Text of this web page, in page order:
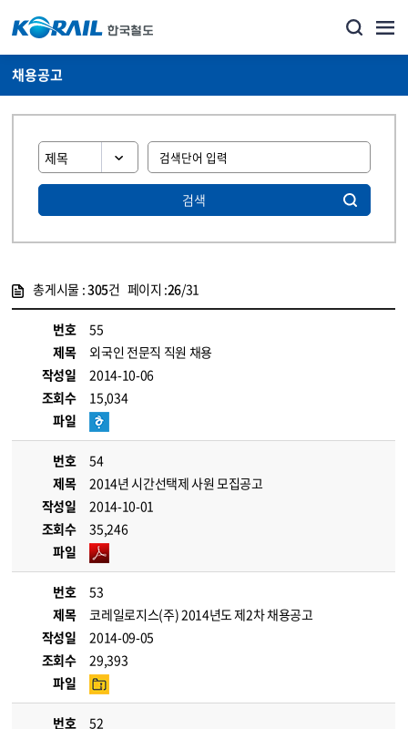
채용공고
검색
총게시물 :305건 페이지 :26/31
번호
55
제목
외국인 전문직 직원 채용
작성일
2014-10-06
조회수
15,034
파일
번호
54
제목
2014년 시간선택제 사원 모집공고
작성일
2014-10-01
조회수
35,246
파일
번호
53
제목
코레일로지스(주) 2014년도 제2차 채용공고
작성일
2014-09-05
조회수
29,393
파일
번호
52